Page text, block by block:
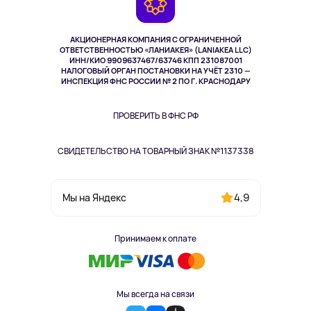
АКЦИОНЕРНАЯ КОМПАНИЯ С ОГРАНИЧЕННОЙ
ОТВЕТСТВЕННОСТЬЮ «ЛАНИАКЕЯ» (LANIAKEA LLC)
ИНН/КИО 9909637467/63746 КПП 231087001
НАЛОГОВЫЙ ОРГАН ПОСТАНОВКИ НА УЧЁТ 2310 —
ИНСПЕКЦИЯ ФНС РОССИИ № 2 ПО Г. КРАСНОДАРУ
ПРОВЕРИТЬ В ФНС РФ
СВИДЕТЕЛЬСТВО НА ТОВАРНЫЙ ЗНАК №1137338
Мы на Яндекс 4,9
Принимаем к оплате
Мы всегда на связи
Здоровье питомцев
Одежда и аксессуары